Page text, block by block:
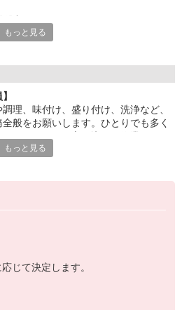
、安定した環境で長く働ける職場で
込み・調理・盛付けなどの業務に専
・安全な食事を提供します。
う」の言葉が、何よりの喜び。
る、やりがいのある仕事です。
も整っており、長期的なキャリア形
もっと見る
理、味付け、盛り付け、洗浄など、
般をお願いします。ひとりでも多く
られたときには達成感を感じられま
もっと見る
じて決定します。